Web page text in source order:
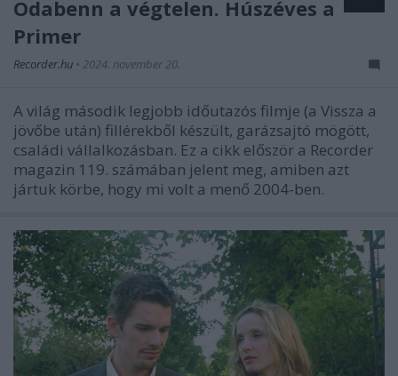
Odabenn a végtelen. Húszéves a
Primer
Recorder.hu • 2024. november 20.
A világ második legjobb időutazós filmje (a Vissza a
jövőbe után) fillérekből készült, garázsajtó mögött,
családi vállalkozásban. Ez a cikk először a Recorder
magazin 119. számában jelent meg, amiben azt
jártuk körbe, hogy mi volt a menő 2004-ben.